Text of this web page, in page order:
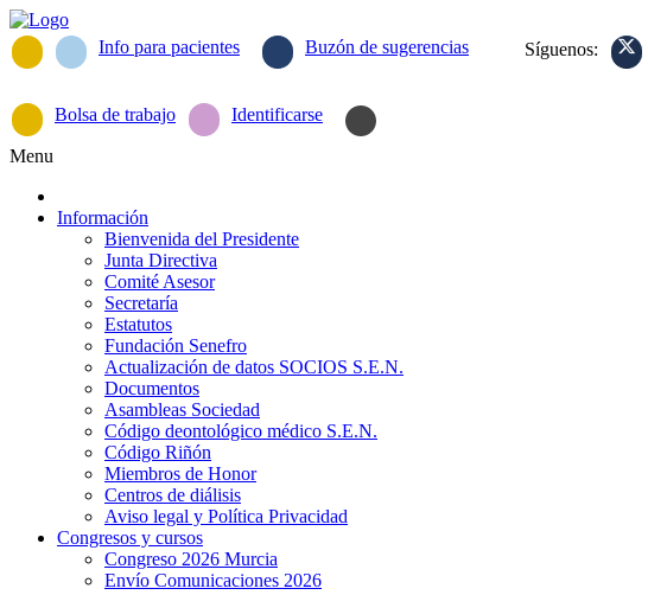
Info para pacientes Buzón de sugerencias Síguenos:
Bolsa de trabajo Identificarse
Menu
Información
Bienvenida del Presidente
Junta Directiva
Comité Asesor
Secretaría
Estatutos
Fundación Senefro
Actualización de datos SOCIOS S.E.N.
Documentos
Asambleas Sociedad
Código deontológico médico S.E.N.
Código Riñón
Miembros de Honor
Centros de diálisis
Aviso legal y Política Privacidad
Congresos y cursos
Congreso 2026 Murcia
Envío Comunicaciones 2026